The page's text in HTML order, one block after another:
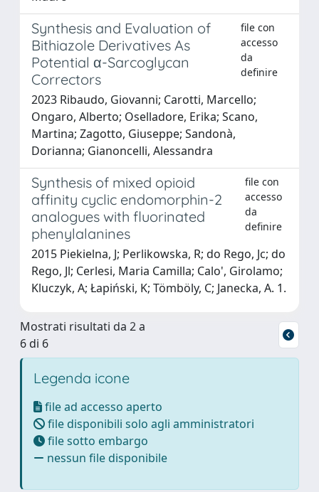
Synthesis and Evaluation of
Bithiazole Derivatives As
Potential α-Sarcoglycan
Correctors
file con
accesso
da
definire
2023 Ribaudo, Giovanni; Carotti, Marcello;
Ongaro, Alberto; Oselladore, Erika; Scano,
Martina; Zagotto, Giuseppe; Sandonà,
Dorianna; Gianoncelli, Alessandra
Synthesis of mixed opioid
affinity cyclic endomorphin-2
analogues with fluorinated
phenylalanines
file con
accesso
da
definire
2015 Piekielna, J; Perlikowska, R; do Rego, Jc; do
Rego, Jl; Cerlesi, Maria Camilla; Calo', Girolamo;
Kluczyk, A; Łapiński, K; Tömböly, C; Janecka, A. 1.
Mostrati risultati da 2 a
6 di 6
Legenda icone
file ad accesso aperto
file disponibili solo agli amministratori
file sotto embargo
nessun file disponibile